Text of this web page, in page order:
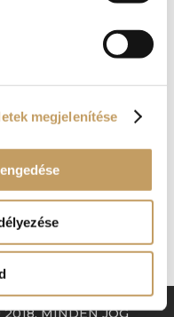
megjelenítése
MINDEN JOG